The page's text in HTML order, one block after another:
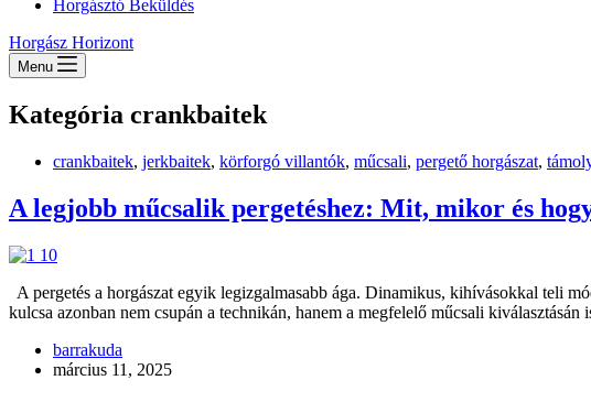
Horgásztó Beküldés
Horgász Horizont
Menu
Kategória crankbaitek
crankbaitek, jerkbaitek, körforgó villantók, műcsali, pergető horgászat,
A legjobb műcsalik pergetéshez: Mit, mikor és
A pergetés a horgászat egyik legizgalmasabb ága. Dinamikus, kihívásokkal teli
kulcsa azonban nem csupán a technikán, hanem a megfelelő műcsali kiválasztásán
barrakuda
március 11, 2025